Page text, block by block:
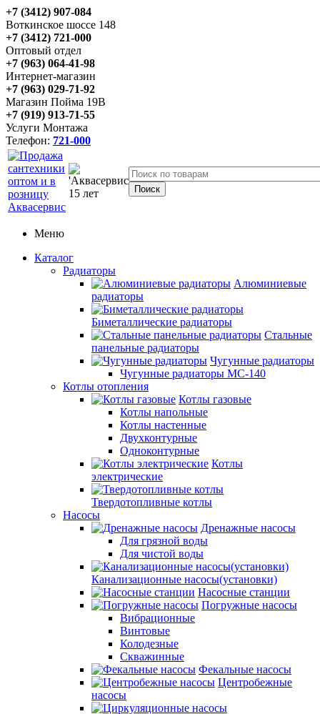
+7 (3412) 907-084
Воткинское шоссе 148
+7 (3412) 721-000
Оптовый отдел
+7 (963) 064-41-98
Интернет-магазин
+7 (963) 029-71-92
Магазин Пойма 19В
+7 (919) 913-71-55
Услуги Монтажа
Телефон: 721-000
Меню
Каталог
Радиаторы
Алюминиевые
радиаторы
Биметаллические радиаторы
Стальные
панельные радиаторы
Чугунные радиаторы
Чугунные радиаторы МС-140
Котлы отопления
Котлы газовые
Котлы напольные
Котлы настенные
Двухконтурные
Одноконтурные
Котлы
электрические
Твердотопливные котлы
Насосы
Дренажные насосы
Для грязной воды
Для чистой воды
Канализационные насосы(установки)
Насосные станции
Погружные насосы
Вибрационные
Винтовые
Колодезные
Скважинные
Фекальные насосы
Центробежные
насосы